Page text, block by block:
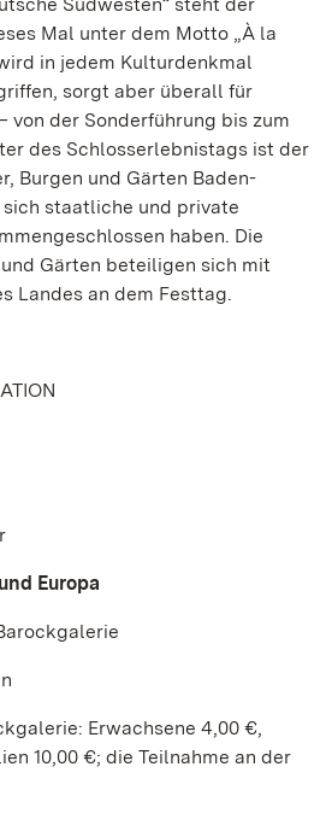
Mal unter dem Motto „À la
in jedem Kulturdenkmal
sorgt aber überall für
von der Sonderführung bis zum
des Schlosserlebnistags ist der
Burgen und Gärten Baden-
staatliche und private
haben. Die
Gärten beteiligen sich mit
Landes an dem Festtag.
Europa
Erwachsene 4,00 €,
10,00 €; die Teilnahme an der